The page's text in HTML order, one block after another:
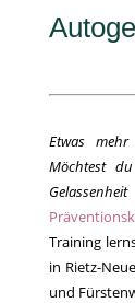
Etwas
Möchtest
Training
in Rietz-
und